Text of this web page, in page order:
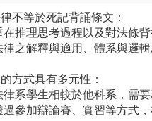
不等於死記背誦條文：
在推理思考過程以及對法條
律之解釋與適用、體系與邏輯
方式具有多元性：
律系學生相較於他科系，需
過參加辯論賽、實習等方式